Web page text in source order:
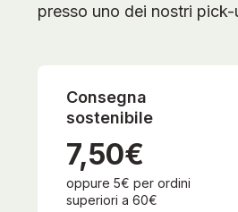
presso uno dei nostri
Consegna
sostenibile
7,50€
oppure 5€ per ordini
superiori a 60€